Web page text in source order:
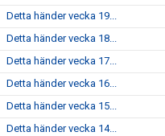
Detta händer vecka 19...
Detta händer vecka 18...
Detta händer vecka 17...
Detta händer vecka 16...
Detta händer vecka 15...
Detta händer vecka 14...